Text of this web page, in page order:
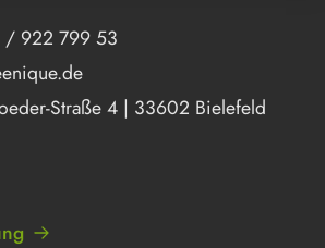
/ 922 799 53
Straße 4 | 33602 Bielefeld